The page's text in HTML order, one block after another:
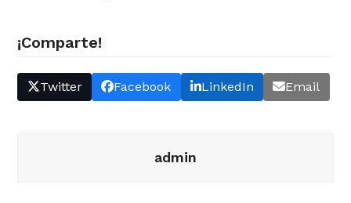
¡Comparte!
Twitter Facebook LinkedIn Email
admin